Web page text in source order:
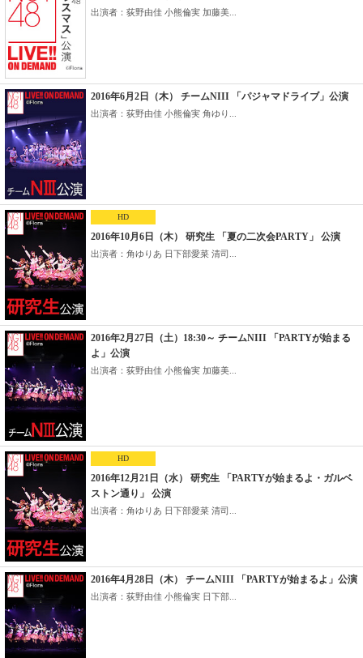
出演者：荻野由佳 小熊倫実 加藤美...
2016年6月2日（木） チームNIII 「パジャマドライブ」公演
出演者：荻野由佳 小熊倫実 角ゆり...
HD
2016年10月6日（木） 研究生 「夏の二次会PARTY」 公演
出演者：角ゆりあ 日下部愛菜 清司...
2016年2月27日（土）18:30～ チームNIII 「PARTYが始まる
よ」公演
出演者：荻野由佳 小熊倫実 加藤美...
HD
2016年12月21日（水） 研究生 「PARTYが始まるよ・ガルベ
ストン通り」 公演
出演者：角ゆりあ 日下部愛菜 清司...
2016年4月28日（木） チームNIII 「PARTYが始まるよ」公演
出演者：荻野由佳 小熊倫実 日下部...